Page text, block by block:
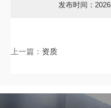
发布时间：
上一篇： 资质